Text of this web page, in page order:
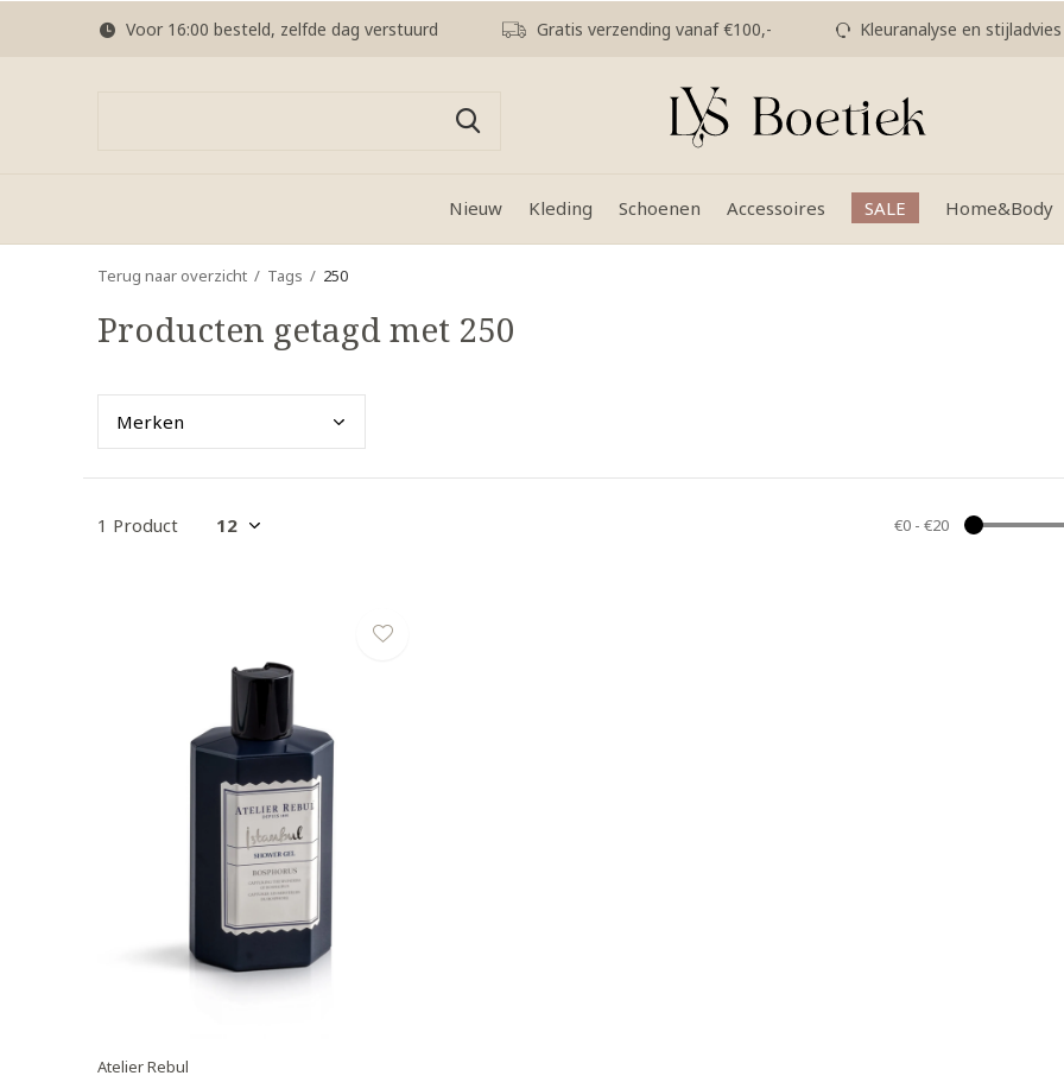
Nieuw Kleding Schoenen Accessoires SALE Home&Body
Voor 16:00 besteld, zelfde dag verstuurd Gratis verzending vanaf €100,- Kleuranalyse en stijladvies
Terug naar overzicht Tags 250
Producten getagd met 250
Merken
1 Product €0- €20
Atelier Rebul